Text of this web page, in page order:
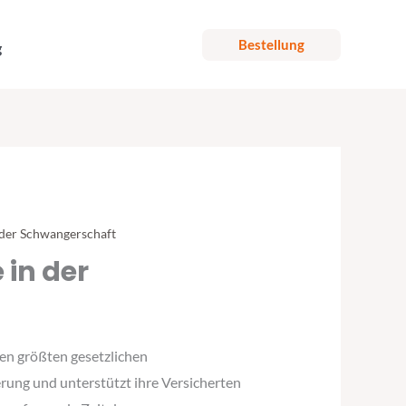
Bestellung
Schwangerschaft
in der
größten gesetzlichen
und unterstützt ihre Versicherten